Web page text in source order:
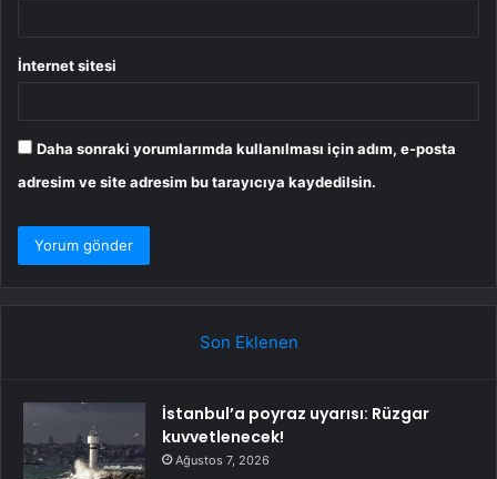
İnternet sitesi
Daha sonraki yorumlarımda kullanılması için adım, e-posta
adresim ve site adresim bu tarayıcıya kaydedilsin.
Son Eklenen
İstanbul’a poyraz uyarısı: Rüzgar
kuvvetlenecek!
Ağustos 7, 2026